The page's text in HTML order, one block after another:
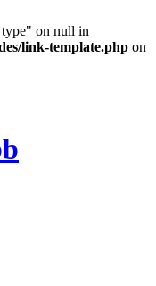
on null in
link-template.php on